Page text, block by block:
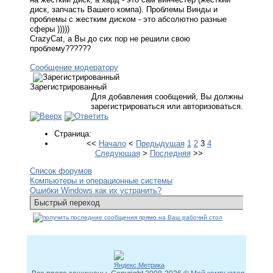
диск, запчасть Вашего компа). Проблемы Винды и
проблемы с жестким диском - это абсолютно разные
сферы )))))
CrazyCat, а Вы до сих пор не решили свою
проблему??????
Сообщение модератору
Зарегистрированный
Для добавления сообщений, Вы должны
зарегистрироваться или авторизоваться.
Страница:
<< Начало< Предыдущая 1 2 3 4
Следующая> Последняя>>
Список форумов
Компьютеры и операционные системы
Ошибки Windows как их устранить?